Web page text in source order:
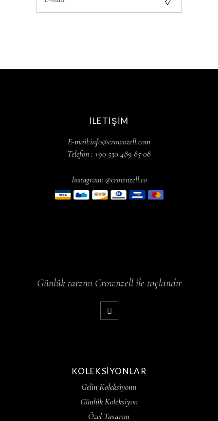
İLETIŞIM
E-mail:info@crownzell.com
Telefon : +90 530 489 85 08
İnstagram: @crownzell.co
Günlük tarzını Crownzell ile taçlandır
KOLEKSIYONLAR
Gelin Koleksiyonu
Günlük Koleksiyon
Özel Tasarım